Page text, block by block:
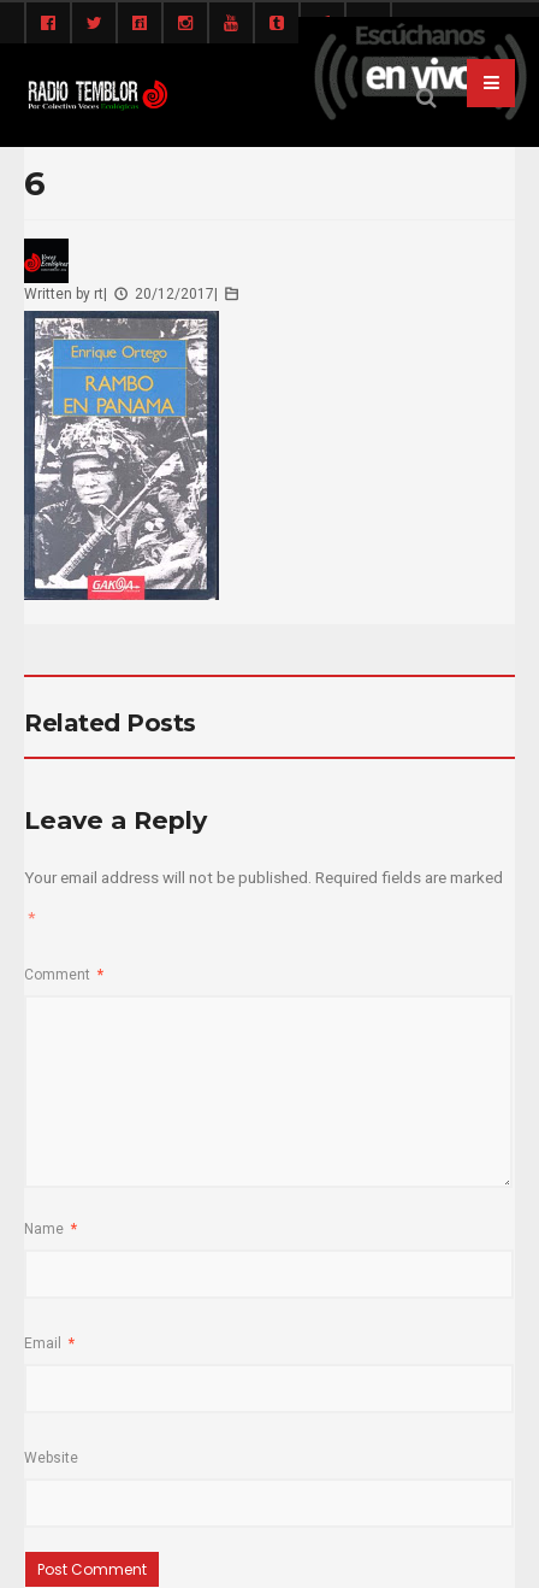
6
Written by rt 20/12/2017
Related Posts
Leave a Reply
Your email address will not be published. Required fields are marked
*
Comment *
Name *
Email *
Website